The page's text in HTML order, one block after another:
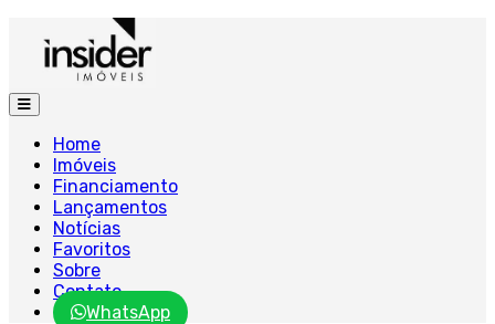
Home
Imóveis
Financiamento
Lançamentos
Notícias
Favoritos
Sobre
Contato
WhatsApp